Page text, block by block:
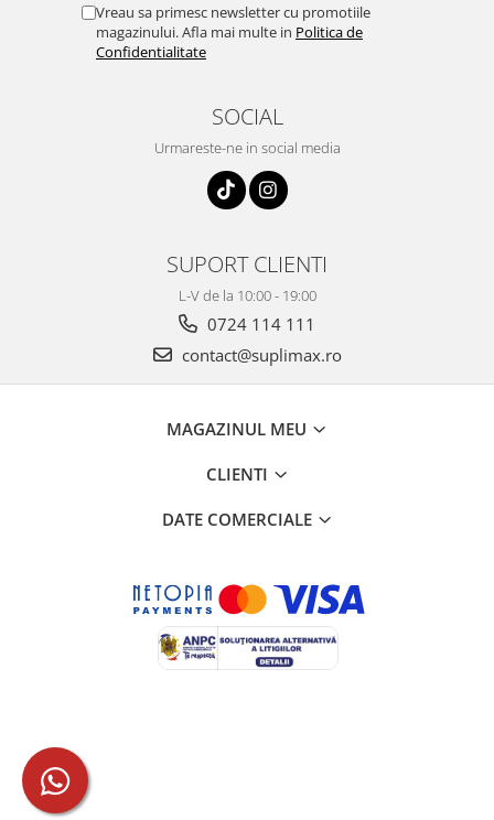
Vreau sa primesc newsletter cu promotiile
magazinului. Afla mai multe in Politica de
Confidentialitate
SOCIAL
Urmareste-ne in social media
SUPORT CLIENTI
L-V de la 10:00 - 19:00
0724 114 111
contact@suplimax.ro
MAGAZINUL MEU
CLIENTI
DATE COMERCIALE